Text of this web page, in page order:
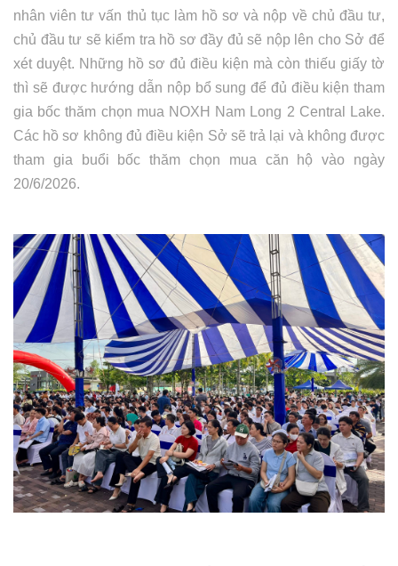
nhân viên tư vấn thủ tục làm hồ sơ và nộp về chủ đầu tư,
chủ đầu tư sẽ kiểm tra hồ sơ đầy đủ sẽ nộp lên cho Sở để
xét duyệt. Những hồ sơ đủ điều kiện mà còn thiếu giấy tờ
thì sẽ được hướng dẫn nộp bổ sung để đủ điều kiện tham
gia bốc thăm chọn mua NOXH Nam Long 2 Central Lake.
Các hồ sơ không đủ điều kiện Sở sẽ trả lại và không được
tham gia buổi bốc thăm chọn mua căn hộ vào ngày
20/6/2026.